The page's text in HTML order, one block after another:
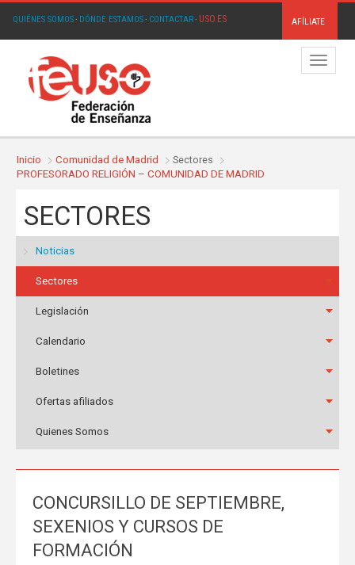
QUIÉNES SOMOS· DÓNDE ESTAMOS· CONTACTAR· USO.ES AFÍLIATE
Menú
Inicio Comunidad de Madrid
Sectores
PROFESORADO RELIGIÓN – COMUNIDAD DE MADRID
SECTORES
Noticias
Sectores
Legislación
Calendario
Boletines
Ofertas afiliados
Quienes Somos
CONCURSILLO DE SEPTIEMBRE,
SEXENIOS Y CURSOS DE
FORMACIÓN